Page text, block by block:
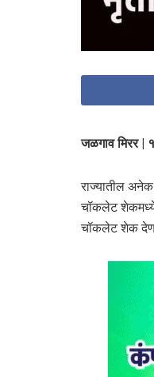
जळगाव मिरर |
राज्यातील
चॉकलेट शेकमध्ये
चॉकलेट शेक